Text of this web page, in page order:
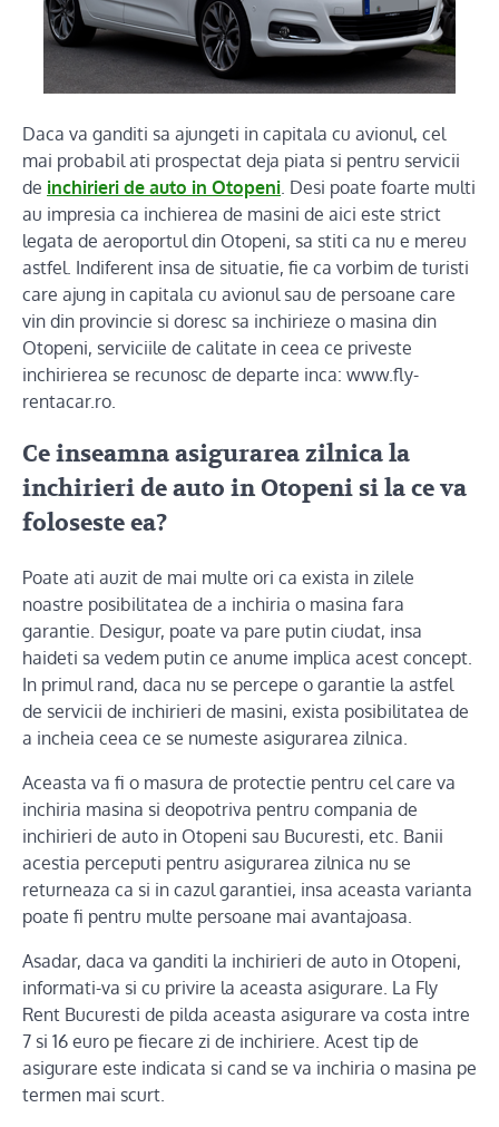
Daca va ganditi sa ajungeti in capitala cu avionul, cel
mai probabil ati prospectat deja piata si pentru servicii
de inchirieri de auto in Otopeni . Desi poate foarte multi
au impresia ca inchierea de masini de aici este strict
legata de aeroportul din Otopeni, sa stiti ca nu e mereu
astfel. Indiferent insa de situatie, fie ca vorbim de turisti
care ajung in capitala cu avionul sau de persoane care
vin din provincie si doresc sa inchirieze o masina din
Otopeni, serviciile de calitate in ceea ce priveste
inchirierea se recunosc de departe inca: www.fly-
rentacar.ro.
Ce inseamna asigurarea zilnica la
inchirieri de auto in Otopeni si la ce va
foloseste ea?
Poate ati auzit de mai multe ori ca exista in zilele
noastre posibilitatea de a inchiria o masina fara
garantie. Desigur, poate va pare putin ciudat, insa
haideti sa vedem putin ce anume implica acest concept.
In primul rand, daca nu se percepe o garantie la astfel
de servicii de inchirieri de masini, exista posibilitatea de
a incheia ceea ce se numeste asigurarea zilnica.
Aceasta va fi o masura de protectie pentru cel care va
inchiria masina si deopotriva pentru compania de
inchirieri de auto in Otopeni sau Bucuresti, etc. Banii
acestia perceputi pentru asigurarea zilnica nu se
returneaza ca si in cazul garantiei, insa aceasta varianta
poate fi pentru multe persoane mai avantajoasa.
Asadar, daca va ganditi la inchirieri de auto in Otopeni,
informati-va si cu privire la aceasta asigurare. La Fly
Rent Bucuresti de pilda aceasta asigurare va costa intre
7 si 16 euro pe fiecare zi de inchiriere. Acest tip de
asigurare este indicata si cand se va inchiria o masina pe
termen mai scurt.